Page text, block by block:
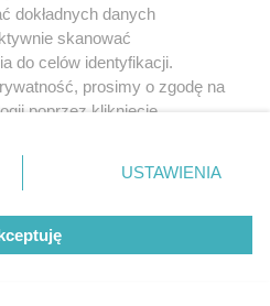
dokładnych danych
skanować
do celów identyfikacji.
prosimy o zgodę na
poprzez kliknięcie
ustawień prywatności
rogu strony
nie wymagają zgody
sprzeciwić się takiemu
miały zastosowania tylko
USTAWIENIA